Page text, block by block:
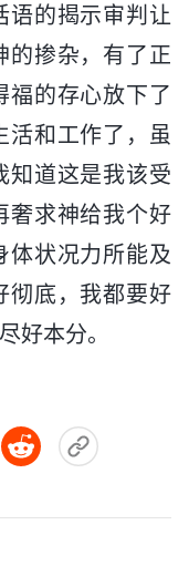
语的揭示审判让
的掺杂，有了正
福的存心放下了
活和工作了，虽
知道这是我该受
奢求神给我个好
体状况力所能及
彻底，我都要好
好本分。